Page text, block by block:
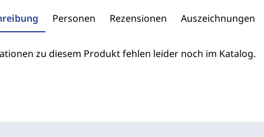
Personen Rezensionen Auszeichnungen
zu diesem Produkt fehlen leider noch im Katalog.